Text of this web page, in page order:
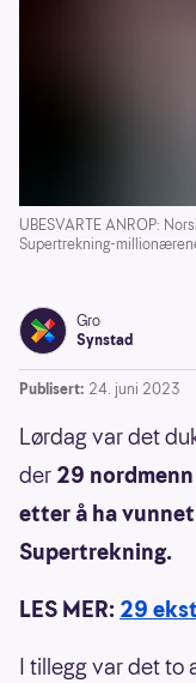
UBESVARTE ANROP:
Supertrekning-
Gro
Synstad
Publisert: 24. juni 2023
Lørdag var det
der 29
etter å ha
Supertrekning.
LES MER: 29
I tillegg var det to